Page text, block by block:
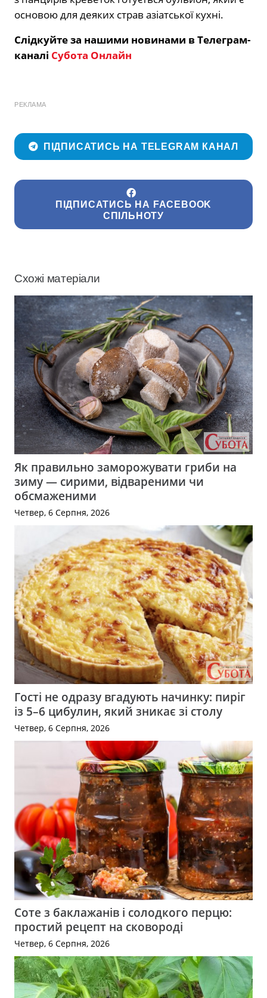
основою для деяких страв азіатської кухні.
Слідкуйте за нашими новинами в Телеграм-
каналі Субота Онлайн
РЕКЛАМА
ПІДПИСАТИСЬ НА TELEGRAM КАНАЛ
ПІДПИСАТИСЬ НА FACEBOOK
СПІЛЬНОТУ
Схожі матеріали
Як правильно заморожувати гриби на
зиму — сирими, відвареними чи
обсмаженими
Четвер, 6 Серпня, 2026
Гості не одразу вгадують начинку: пиріг
із 5–6 цибулин, який зникає зі столу
Четвер, 6 Серпня, 2026
Соте з баклажанів і солодкого перцю:
простий рецепт на сковороді
Четвер, 6 Серпня, 2026